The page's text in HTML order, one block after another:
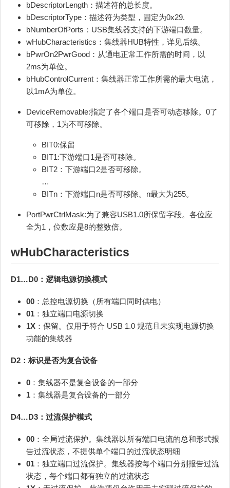
bDescriptorLength：描述符的总长度。
bDescriptorType：描述符为类型，固定为0x29.
bNumberOfPorts：USB集线器支持的下游端口数量。
wHubCharacteristics：集线器HUB特性，详见后续。
bPwrOn2PwrGood：从通电正常工作所需的时间，以
2ms为单位。
bHubControlCurrent：集线器正常工作所需的最大电流，
以1mA为单位。
DeviceRemovable:指定了各个端口是否可动态移除。0了
可移除，1为不可移除。
BIT0:保留
BIT1:下游端口1是否可移除。
BIT2：下游端口2是否可移除。
…
BITn：下游端口n是否可移除。n最大为255。
PortPwrCtrlMask:为了兼容USB1.0所保留字段。各位应
全为1，位数应是8的整数倍。
wHubCharacteristics
D1…D0：逻辑电源切换模式
00 ：总控电源切换（所有端口同时供电）
01 ：独立端口电源切换
1X ：保留。仅用于符合 USB 1.0 规范且未实现电源切换
功能的集线器
D2：标识是否为复合设备
0 ：集线器不是复合设备的一部分
1 ：集线器是复合设备的一部分
D4…D3：过流保护模式
00 ：全局过流保护。集线器以所有端口电流的总和形式报
告过流状态，不提供单个端口的过流状态明细
01 ：独立端口过流保护。集线器按每个端口分别报告过流
状态，每个端口都有独立的过流状态